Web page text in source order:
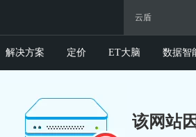
解决方案 定价 ET大脑 数据智
该网站